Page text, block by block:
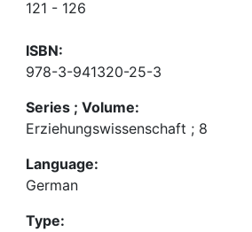
121 - 126
ISBN:
978-3-941320-25-3
Series ; Volume:
Erziehungswissenschaft ; 8
Language:
German
Type: